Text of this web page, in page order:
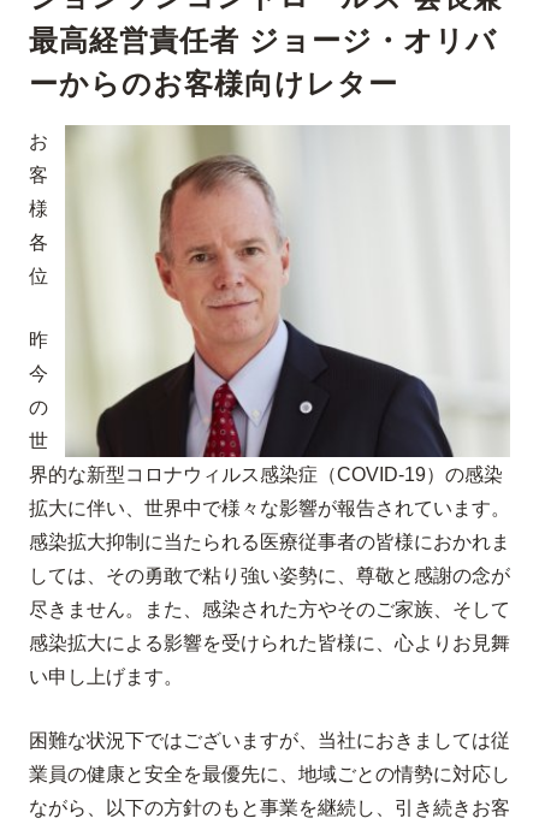
最高経営責任者 ジョージ・オリバ
ーからのお客様向けレター
お
客
様
各
位
昨
今
の
世
界的な新型コロナウィルス感染症（COVID-19）の感染
拡大に伴い、世界中で様々な影響が報告されています。
感染拡大抑制に当たられる医療従事者の皆様におかれま
しては、その勇敢で粘り強い姿勢に、尊敬と感謝の念が
尽きません。また、感染された方やそのご家族、そして
感染拡大による影響を受けられた皆様に、心よりお見舞
い申し上げます。
困難な状況下ではございますが、当社におきましては従
業員の健康と安全を最優先に、地域ごとの情勢に対応し
ながら、以下の方針のもと事業を継続し、引き続きお客